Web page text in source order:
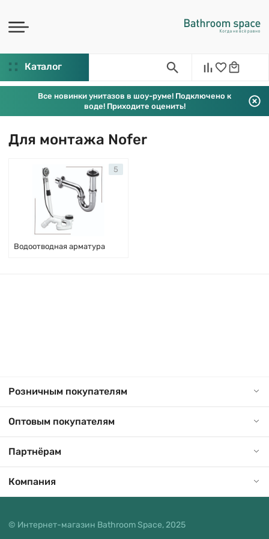
Каталог
Все новинки унитазов в шоу-руме! Подключено к
воде! Приходите оценить!
Для монтажа Nofer
Водоотводная арматура
5
Розничным покупателям
Оптовым покупателям
Партнёрам
Компания
© Интернет-магазин Bathroom Space, 2025